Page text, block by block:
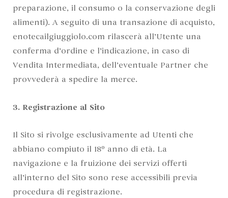
preparazione, il consumo o la conservazione degli
alimenti). A seguito di una transazione di acquisto,
enotecailgiuggiolo.com rilascerà all’Utente una
conferma d’ordine e l’indicazione, in caso di
Vendita Intermediata, dell’eventuale Partner che
provvederà a spedire la merce.
3. Registrazione al Sito
Il Sito si rivolge esclusivamente ad Utenti che
abbiano compiuto il 18º anno di età. La
navigazione e la fruizione dei servizi offerti
all’interno del Sito sono rese accessibili previa
procedura di registrazione.